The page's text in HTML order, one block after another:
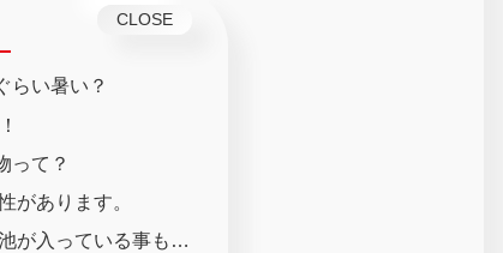
らい暑い？
って？
があります。
が入っている事も…